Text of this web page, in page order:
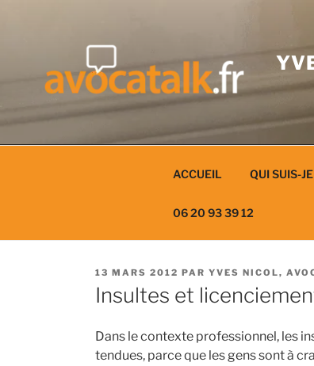
ACCUEIL QUI SUIS-
06 20 93 39 12
PUBLIÉ
LE
13 MARS 2012 PAR YVES NICOL,
Insultes et
Dans le contexte professionnel, les
tendues, parce que les gens sont à